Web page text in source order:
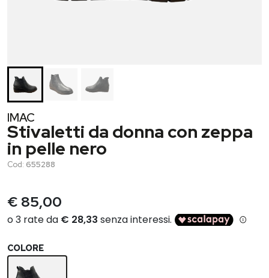
IMAC
Stivaletti da donna con zeppa
in pelle nero
Cod: 655288
€ 85,00
COLORE